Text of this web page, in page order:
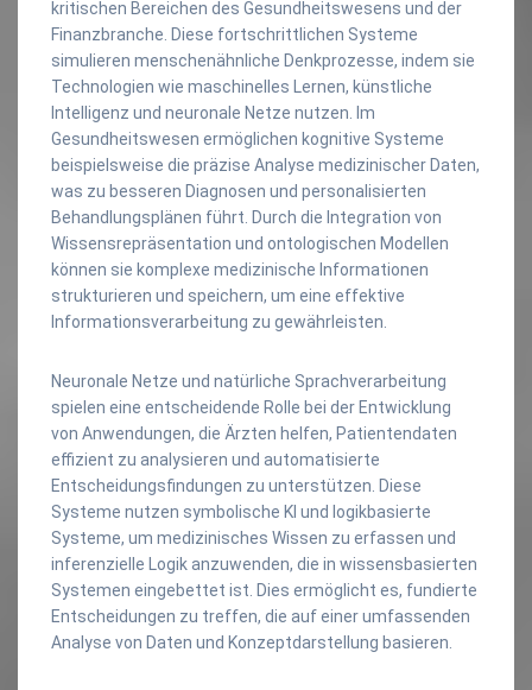
kritischen Bereichen des Gesundheitswesens und der
Finanzbranche. Diese fortschrittlichen Systeme
simulieren menschenähnliche Denkprozesse, indem sie
Technologien wie maschinelles Lernen, künstliche
Intelligenz und neuronale Netze nutzen. Im
Gesundheitswesen ermöglichen kognitive Systeme
beispielsweise die präzise Analyse medizinischer Daten,
was zu besseren Diagnosen und personalisierten
Behandlungsplänen führt. Durch die Integration von
Wissensrepräsentation und ontologischen Modellen
können sie komplexe medizinische Informationen
strukturieren und speichern, um eine effektive
Informationsverarbeitung zu gewährleisten.
Neuronale Netze und natürliche Sprachverarbeitung
spielen eine entscheidende Rolle bei der Entwicklung
von Anwendungen, die Ärzten helfen, Patientendaten
effizient zu analysieren und automatisierte
Entscheidungsfindungen zu unterstützen. Diese
Systeme nutzen symbolische KI und logikbasierte
Systeme, um medizinisches Wissen zu erfassen und
inferenzielle Logik anzuwenden, die in wissensbasierten
Systemen eingebettet ist. Dies ermöglicht es, fundierte
Entscheidungen zu treffen, die auf einer umfassenden
Analyse von Daten und Konzeptdarstellung basieren.